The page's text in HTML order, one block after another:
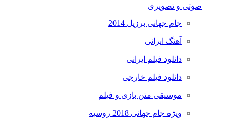
صوتی و تصویری
جام جهانی برزیل 2014
آهنگ ایرانی
دانلود فیلم ایرانی
دانلود فیلم خارجی
موسیقی متن بازی و فیلم
ویژه جام جهانی 2018 روسیه